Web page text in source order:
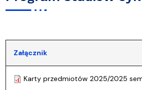
Załącznik
Karty przedmiotów 2025/2025